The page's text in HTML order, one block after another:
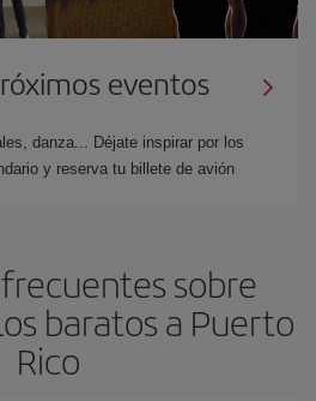
eventos
danza... Déjate inspirar por los
y reserva tu billete de avión
sobre
baratos a Puerto
Rico